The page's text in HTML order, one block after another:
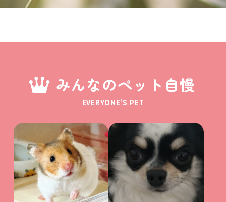
みんなのペット自慢
EVERYONE'S PET